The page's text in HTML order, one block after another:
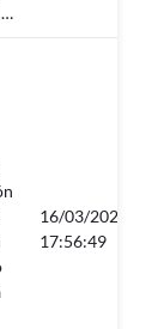
…
16/03/2026
17:56:49